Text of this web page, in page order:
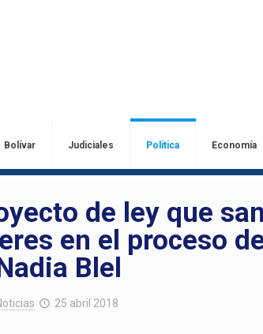
Bolívar Judiciales Política Economía
de ley que
en el proceso
Blel
25 abril 2018